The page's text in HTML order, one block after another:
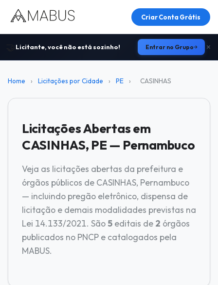
Criar Conta Grátis
Licitante, você não está sozinho! Entrar no Grupo
Home › Licitações por Cidade › PE › CASINHAS
Licitações Abertas em
CASINHAS, PE — Pernambuco
Veja as licitações abertas da prefeitura e
órgãos públicos de CASINHAS, Pernambuco
— incluindo pregão eletrônico, dispensa de
licitação e demais modalidades previstas na
Lei 14.133/2021. São5 editais de 2 órgãos
publicados no PNCP e catalogados pela
MABUS.